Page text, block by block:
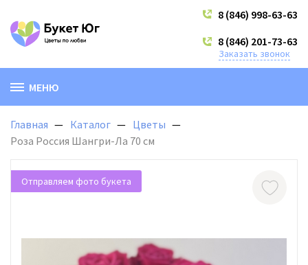
8 (846) 998-63-63
8 (846) 201-73-63
Заказать звонок
МЕНЮ
Главная Каталог
Цветы
Роза Россия Шангри-Ла 70 см
Отправляем фото букета